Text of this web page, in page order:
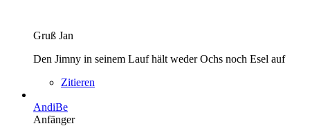
Gruß Jan
Den Jimny in seinem Lauf hält weder Ochs noch Esel auf
Zitieren
AndiBe
Anfänger